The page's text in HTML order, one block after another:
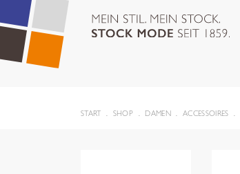
START SHOP DAMEN ACCESSOIRES